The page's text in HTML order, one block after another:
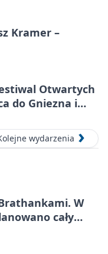
Kramer –
Otwartych
do Gniezna i
wydarzenia
W
cały